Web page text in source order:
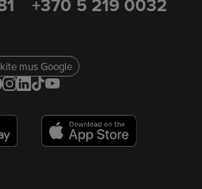
+370 5 219 0032
mus Google